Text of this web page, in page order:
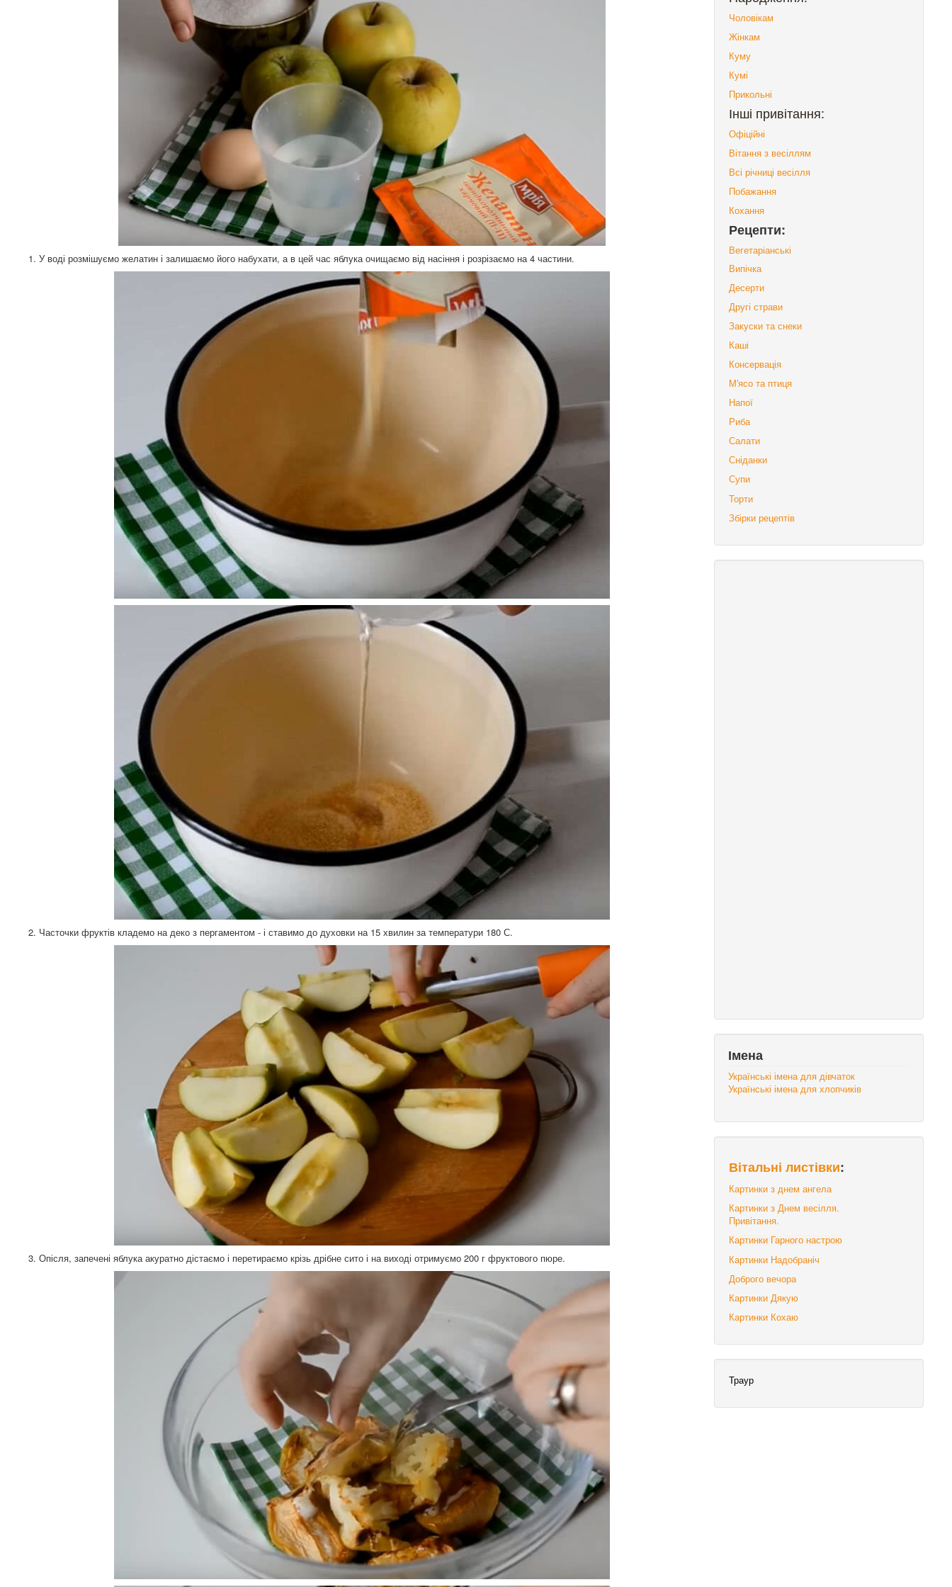
1. У воді розмішуємо желатин і залишаємо його набухати, а в цей час яблука очищаємо від насіння і розрізаємо на 4 частини.
2. Часточки фруктів кладемо на деко з пергаментом - і ставимо до духовки на 15 хвилин за температури 180 С.
3. Опісля, запечені яблука акуратно дістаємо і перетираємо крізь дрібне сито і на виході отримуємо 200 г фруктового пюре.
Чоловікам
Жінкам
Куму
Кумі
Прикольні
Інші привітання:
Офіційні
Вітання з весіллям
Всі річниці весілля
Побажання
Кохання
Рецепти:
Вегетаріанські
Випічка
Десерти
Другі страви
Закуски та снеки
Каші
Консервація
М'ясо та птиця
Напої
Риба
Салати
Сніданки
Супи
Торти
Збірки рецептів
Імена
Українські імена для дівчаток
Українські імена для хлопчиків
Вітальні листівки:
Картинки з днем ангела
Картинки з Днем весілля.
Привітання.
Картинки Гарного настрою
Картинки Надобраніч
Доброго вечора
Картинки Дякую
Картинки Кохаю
Траур